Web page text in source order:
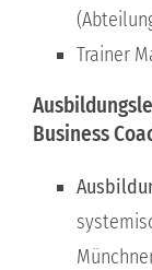
Trainer
Business